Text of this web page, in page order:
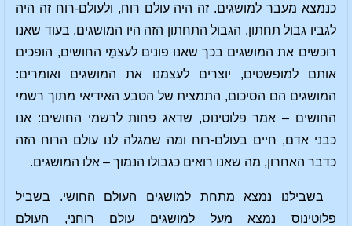
כנמצא מעבר למושגים. זה היה עולם רוח, ולעולם-רוח זה היה
לגביו גבול תחתון. הגבול התחתון הזה היו המושגים. בעוד שאנו
רוכשים את המושגים בכך שאנו פונים לעצמֵי החושים, הופכים
אותם למופשטים, יוצרים לעצמנו את המושגים ואומרים:
המושגים הם הסיכום, התמצית של הטבע האידיאי מתוך רשמי
החושים – אמר פלוטינוס, שדאג פחות לרשמי החושים: אנו
כבני אדם, חיים בעולם-רוח ומה שמגלה לנו עולם הרוח הזה
כדבר האחרון, מה שאנו רואים כגבולו הנמוך – אלו המושגים.
בשבילנו נמצא מתחת למושגים העולם החושי. בשביל
פלוטינוס נמצא מעל למושגים עולם רוחני, העולם